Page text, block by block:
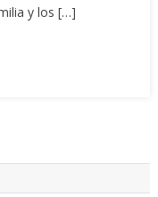
y los […]